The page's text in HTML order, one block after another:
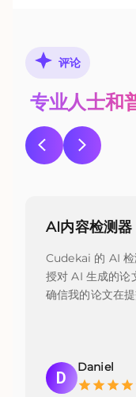
评论
专业人士和
AI内容检测器
Cudekai 的 AI 检
授对 AI 生成的论
确信我的论文在
D
Daniel